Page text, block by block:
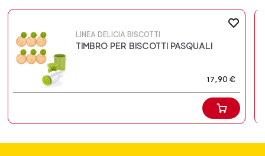
LINEA DELICIA BISCOTTI
TIMBRO PER BISCOTTI PASQUALI
17,90 €